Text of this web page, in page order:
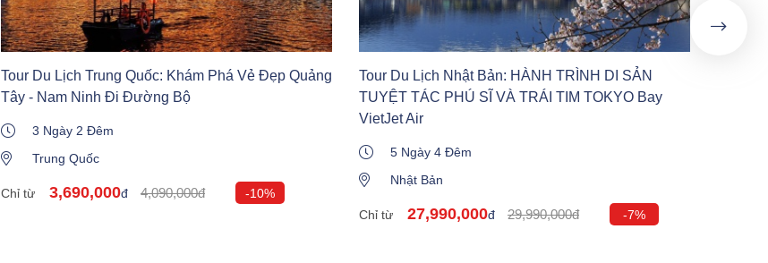
Tour Du Lịch Trung Quốc: Khám Phá Vẻ Đẹp Quảng
Tây - Nam Ninh Đi Đường Bộ
3 Ngày 2 Đêm
Trung Quốc
Chỉ từ 3,690,000đ 4,090,000đ -10%
Tour Du Lịch Nhật Bản: HÀNH TRÌNH DI SẢN
TUYỆT TÁC PHÚ SĨ VÀ TRÁI TIM TOKYO Bay
VietJet Air
5 Ngày 4 Đêm
Nhật Bản
Chỉ từ 27,990,000đ 29,990,000đ -7%